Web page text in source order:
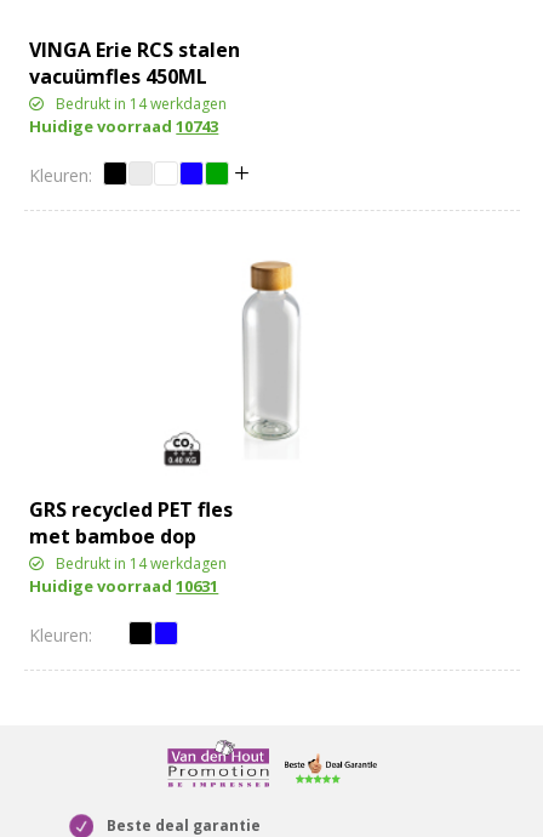
VINGA Erie RCS stalen
vacuümfles 450ML
Bedrukt in 14 werkdagen
Huidige voorraad10743
GRS recycled PET fles
met bamboe dop
Bedrukt in 14 werkdagen
Huidige voorraad10631
Beste deal garantie